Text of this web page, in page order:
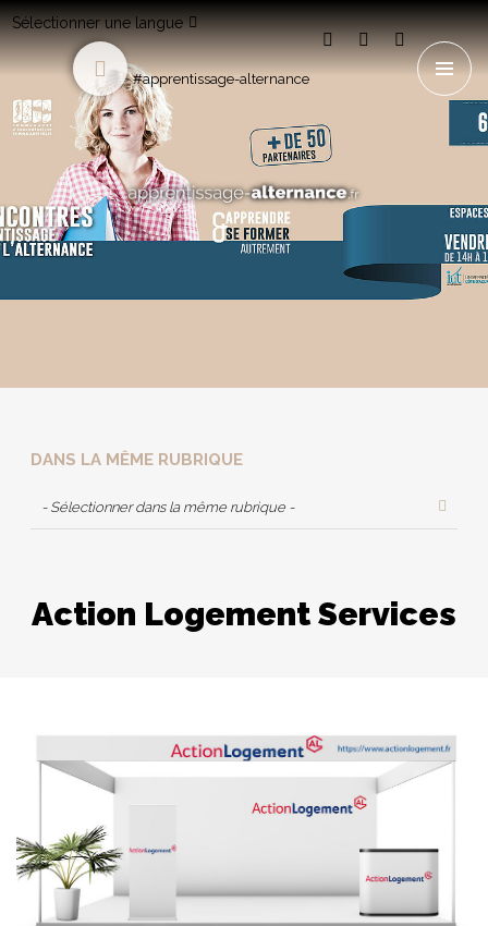
Sélectionner une langue
#apprentissage-alternance
DANS LA MÊME RUBRIQUE
- Sélectionner dans la même rubrique -
Action Logement Services